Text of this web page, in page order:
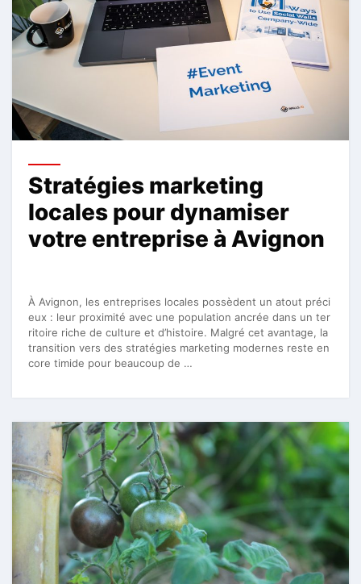
Stratégies marketing
locales pour dynamiser
votre entreprise à Avignon
À Avignon, les entreprises locales possèdent un atout préci
eux : leur proximité avec une population ancrée dans un ter
ritoire riche de culture et d’histoire. Malgré cet avantage, la
transition vers des stratégies marketing modernes reste en
core timide pour beaucoup de …